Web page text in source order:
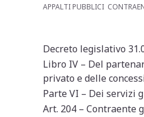
APPALTI PUBBLICI
Decreto legislativo
Libro IV – Del
privato e delle
Parte VI – Dei servizi
Art. 204 – Contraente